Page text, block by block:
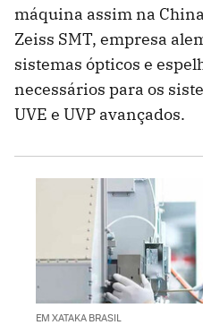
máquina assim na
Zeiss SMT, empresa
sistemas ópticos e
necessários para os
UVE e UVP avançados.
EM XATAKA BRASIL